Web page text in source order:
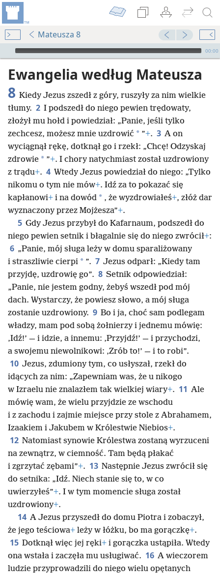
Mateusza 8
Audio Player
00:00
Ewangelia według Mateusza
8 Kiedy Jezus zszedł z góry, ruszyły za nim wielkie
tłumy. 2 I podszedł do niego pewien trędowaty,
złożył mu hołd i powiedział: „Panie, jeśli tylko
zechcesz, możesz mnie uzdrowić * ”+. 3 A on
wyciągnął rękę, dotknął go i rzekł: „Chcę! Odzyskaj
zdrowie * ”+. I chory natychmiast został uzdrowiony
z trądu+. 4 Wtedy Jezus powiedział do niego: „Tylko
nikomu o tym nie mów+. Idź za to pokazać się
kapłanowi+ i na dowód * , że wyzdrowiałeś+, złóż dar
wyznaczony przez Mojżesza”+.
5 Gdy Jezus przybył do Kafarnaum, podszedł do
niego pewien setnik i błagalnie się do niego zwrócił+:
6 „Panie, mój sługa leży w domu sparaliżowany
i straszliwie cierpi * ”. 7 Jezus odparł: „Kiedy tam
przyjdę, uzdrowię go”. 8 Setnik odpowiedział:
„Panie, nie jestem godny, żebyś wszedł pod mój
dach. Wystarczy, że powiesz słowo, a mój sługa
zostanie uzdrowiony. 9 Bo i ja, choć sam podlegam
władzy, mam pod sobą żołnierzy i jednemu mówię:
‚Idź!’ — i idzie, a innemu: ‚Przyjdź!’ — i przychodzi,
a swojemu niewolnikowi: ‚Zrób to!’ — i to robi”.
10 Jezus, zdumiony tym, co usłyszał, rzekł do
idących za nim: „Zapewniam was, że u nikogo
w Izraelu nie znalazłem tak wielkiej wiary+. 11 Ale
mówię wam, że wielu przyjdzie ze wschodu
i z zachodu i zajmie miejsce przy stole z Abrahamem,
Izaakiem i Jakubem w Królestwie Niebios+.
12 Natomiast synowie Królestwa zostaną wyrzuceni
na zewnątrz, w ciemność. Tam będą płakać
i zgrzytać zębami”+. 13 Następnie Jezus zwrócił się
do setnika: „Idź. Niech stanie się to, w co
uwierzyłeś”+. I w tym momencie sługa został
uzdrowiony+.
14 A Jezus przyszedł do domu Piotra i zobaczył,
że jego teściowa+ leży w łóżku, bo ma gorączkę+.
15 Dotknął więc jej ręki+ i gorączka ustąpiła. Wtedy
ona wstała i zaczęła mu usługiwać. 16 A wieczorem
ludzie przyprowadzili do niego wielu opętanych